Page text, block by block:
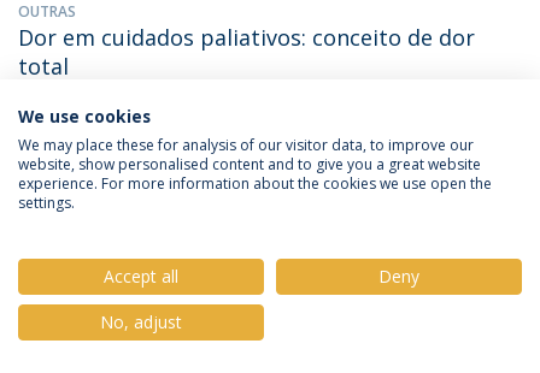
OUTRAS
Dor em cuidados paliativos: conceito de dor
total
Tânia Filipa Santos Costa
Jornadas da Unidade de Dor do Hospital Garcia de Orta
OUTRAS
Brasil: estimação de necessidades
Tânia Filipa Santos Costa(with COELHO, Sílvia). 2013. V
Congresso Internacional de Cuidados Paliativos
We use cookies
We may place these for analysis of our visitor data, to improve our
website, show personalised content and to give you a great website
experience. For more information about the cookies we use open the
settings.
Accept all
Deny
No, adjust